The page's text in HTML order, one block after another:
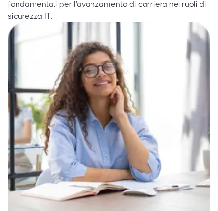
fondamentali per l'avanzamento di carriera nei ruoli di
sicurezza IT.